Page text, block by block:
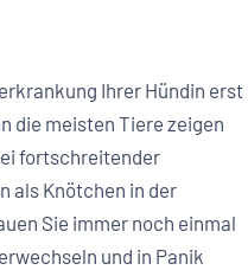
Ihrer Hündin erst
die meisten Tiere zeigen
fortschreitender
als Knötchen in der
Sie immer noch einmal
und in Panik